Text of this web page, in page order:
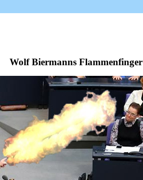
Wolf Biermanns Flammenfinger